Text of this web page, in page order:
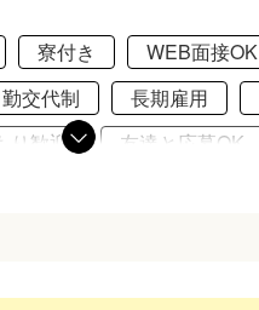
寮付き WEB面接OK
交代制 長期雇用
り歓迎 友達と応募OK